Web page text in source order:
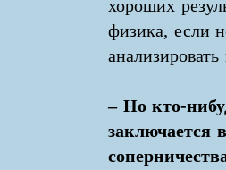
хороших
физика, если
– Но кто-
заключается